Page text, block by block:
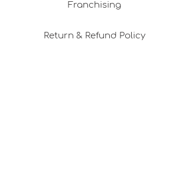
Franchising
Return & Refund Policy